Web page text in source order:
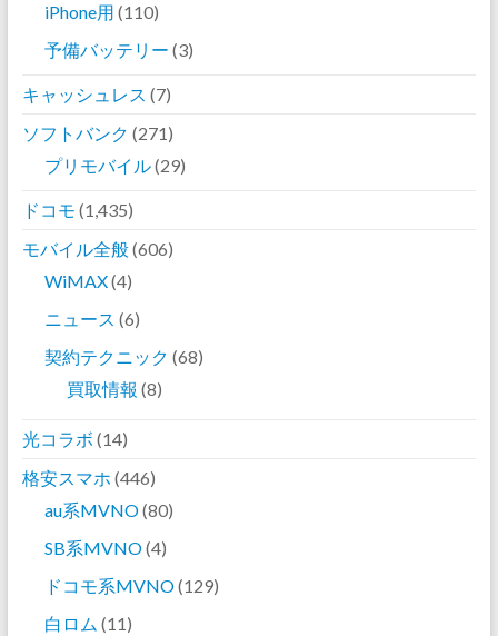
iPhone用 (110)
予備バッテリー (3)
キャッシュレス (7)
ソフトバンク (271)
プリモバイル(29)
ドコモ (1,435)
モバイル全般(606)
WiMAX(4)
ニュース (6)
契約テクニック (68)
買取情報 (8)
光コラボ (14)
格安スマホ (446)
au系MVNO(80)
SB系MVNO(4)
ドコモ系MVNO(129)
白ロム (11)